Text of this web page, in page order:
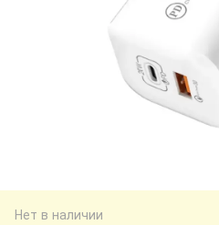
Нет в наличии